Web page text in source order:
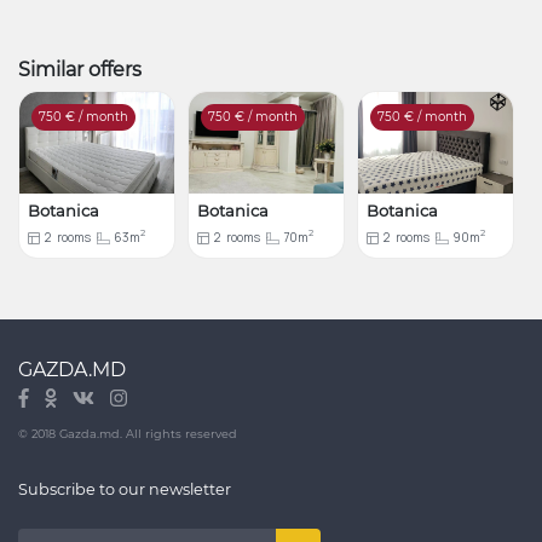
Similar offers
750 € / month
Botanica
2 rooms 63m2
750 € / month
Botanica
2 rooms 70m2
750 € / month
Botanica
2 rooms 90m2
GAZDA.MD
© 2018 Gazda.md. All rights reserved
Subscribe to our newsletter